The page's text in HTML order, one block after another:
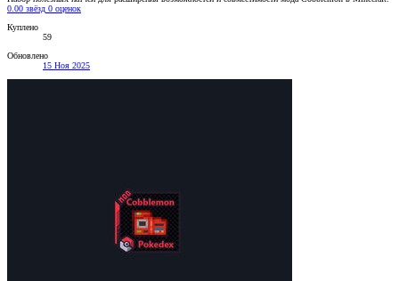
0.00 звёзд 0 оценок
Куплено
59
Обновлено
15 Ноя 2025